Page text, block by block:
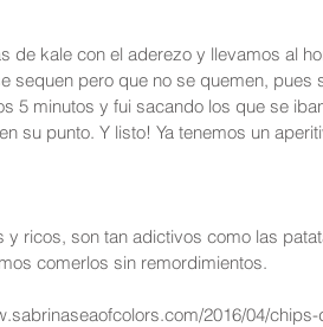
de kale con el aderezo y llevamos al
sequen pero que no se quemen, pues
5 minutos y fui sacando los que se
su punto. Y listo! Ya tenemos un
y ricos, son tan adictivos como las
comerlos sin remordimientos.
2016/04/